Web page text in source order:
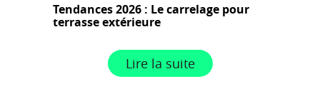
Tendances 2026 : Le carrelage pour
terrasse extérieure
Lire la suite